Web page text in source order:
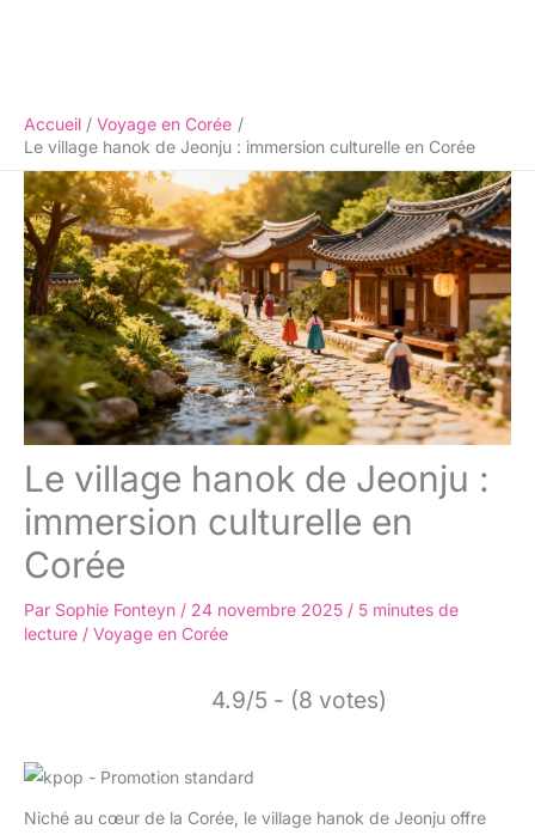
Accueil
Voyage en Corée
Le village hanok de Jeonju : immersion culturelle en Corée
Le village hanok de Jeonju :
immersion culturelle en
Corée
Par Sophie Fonteyn / 24 novembre 2025 / 5 minutes de
lecture / Voyage en Corée
4.9/5 - (8 votes)
Niché au cœur de la Corée, le village hanok de Jeonju offre